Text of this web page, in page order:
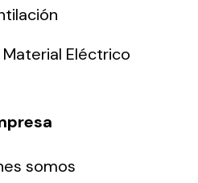
Eléctrico
somos